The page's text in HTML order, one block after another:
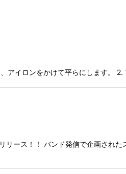
アイロンをかけて平らにします。 2.
ース！！ バンド発信で企画され